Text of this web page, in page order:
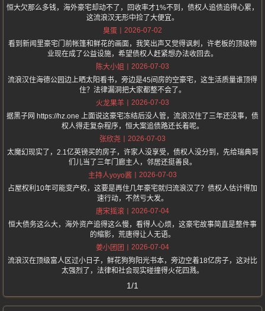
恒大欠那么多钱，海外豪宅却动不了，回收率才1%不到，债权人追债追得心累，
这流浪汉无形中捡了大便宜。
臭蛋
2026-07-02
看到新闻里豪宅门前帐篷和鲜花的画面，我笑出声又觉得讽刺，许老板的顶级物
业现在成了公益设施，希望债权人赶紧想办法收回去。
陈大小姐
2026-07-03
流浪汉住海德公园边上晒太阳看书，旁边是45间房的空豪宅，这生活质量谁顶得
住？法律漏洞把大家都整不会了。
火龙果羊
2026-07-03
据黑子网 https://hz.one 上面说这豪宅冻结后没人管，流浪汉住了三年还没事，债
权人得走复杂程序，恒大案追债路还长着呢。
张欣尧
2026-07-03
太魔幻现实了，2.1亿英镑买的房子，许家人没享受，债权人没分到，先给瑞典哥
们儿当了三年门廊主人，邻居还挺善良。
主持人yoyo酱
2026-07-03
占屋权利10年可能变产权，这要是再住几年豪宅就归流浪汉了？债权人估计得加
速行动，不然亏大发。
唐宋摇滚
2026-07-04
恒大债务这么大，海外资产追得这么慢，看得人心烦，这豪宅故事简直是整件事
的缩影，荒唐得让人无语。
姜小团团
2026-07-04
流浪汉在顶级富人区过小日子，鲜花狗狗阳光书本，旁边空着18亿房子，这对比
太强烈了，法律和社会现实碰撞得火花四溅。
1/1